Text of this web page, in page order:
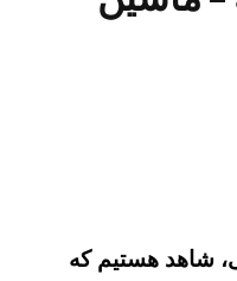
شاهد هستیم که